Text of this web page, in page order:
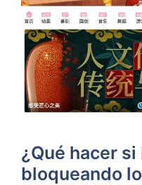
¿Qué hacer
bloqueando